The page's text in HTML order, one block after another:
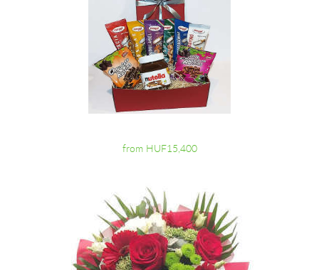
from HUF15,400